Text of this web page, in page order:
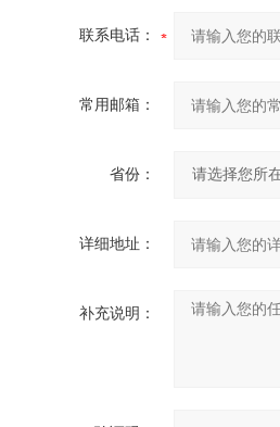
联系电话：
常用邮箱：
省份：
详细地址：
补充说明：